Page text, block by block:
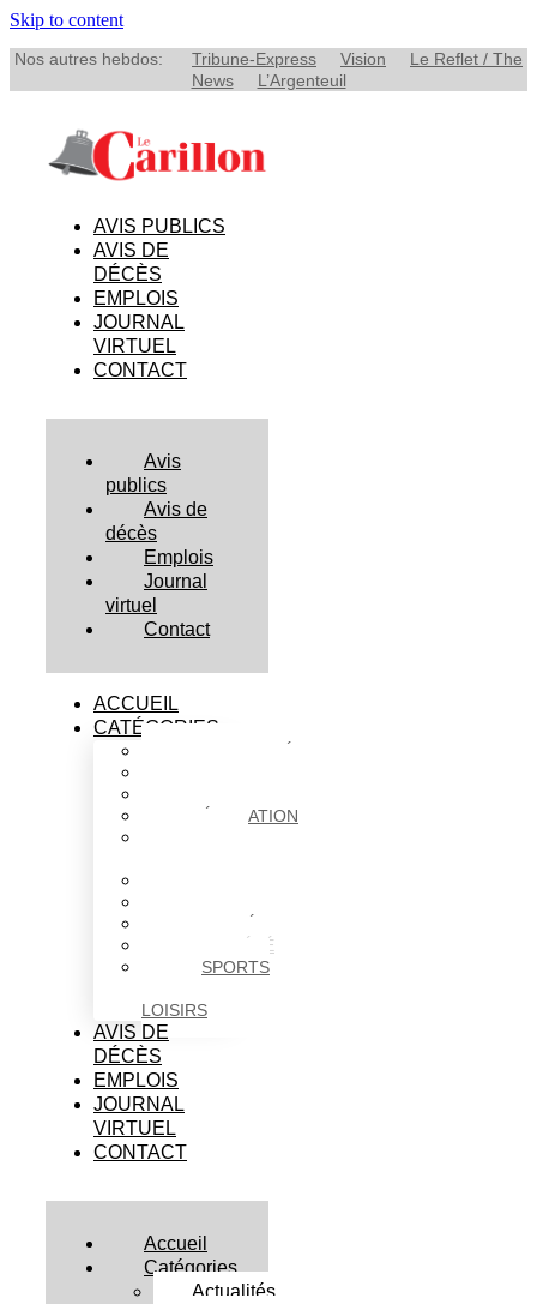
Skip to content
Nos autres hebdos: Tribune-Express Vision
Le Reflet / The
News
L’Argenteuil
AVIS PUBLICS
AVIS DE
DÉCÈS
EMPLOIS
JOURNAL
VIRTUEL
CONTACT
Avis
publics
Avis de
décès
Emplois
Journal
virtuel
Contact
ACCUEIL
CATÉGORIES
ÉDUCATION
SOCIÉTÉ
SPORTS
LOISIRS
AVIS DE
DÉCÈS
EMPLOIS
JOURNAL
VIRTUEL
CONTACT
Accueil
Catégories
Actualités